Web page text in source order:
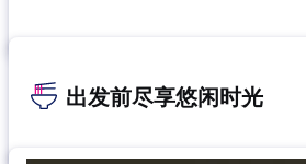
出发前尽享悠闲时光